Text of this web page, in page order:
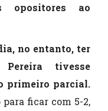
opositores ao
no entanto, ter
tivesse
primeiro parcial.
ficar com 5-2,